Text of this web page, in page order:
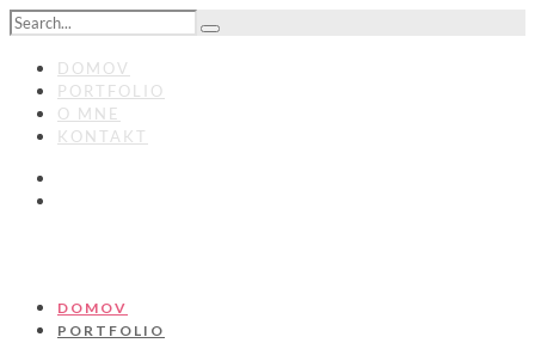
DOMOV
PORTFOLIO
O MNE
KONTAKT
DOMOV
PORTFOLIO